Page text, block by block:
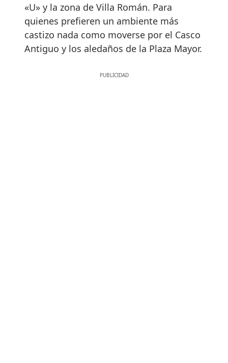
«U» y la zona de Villa Román. Para
quienes prefieren un ambiente más
castizo nada como moverse por el Casco
Antiguo y los aledaños de la Plaza Mayor.